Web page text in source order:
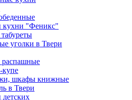
кухни "Феникс"
уголки в Твери
шкафы книжные
в Твери